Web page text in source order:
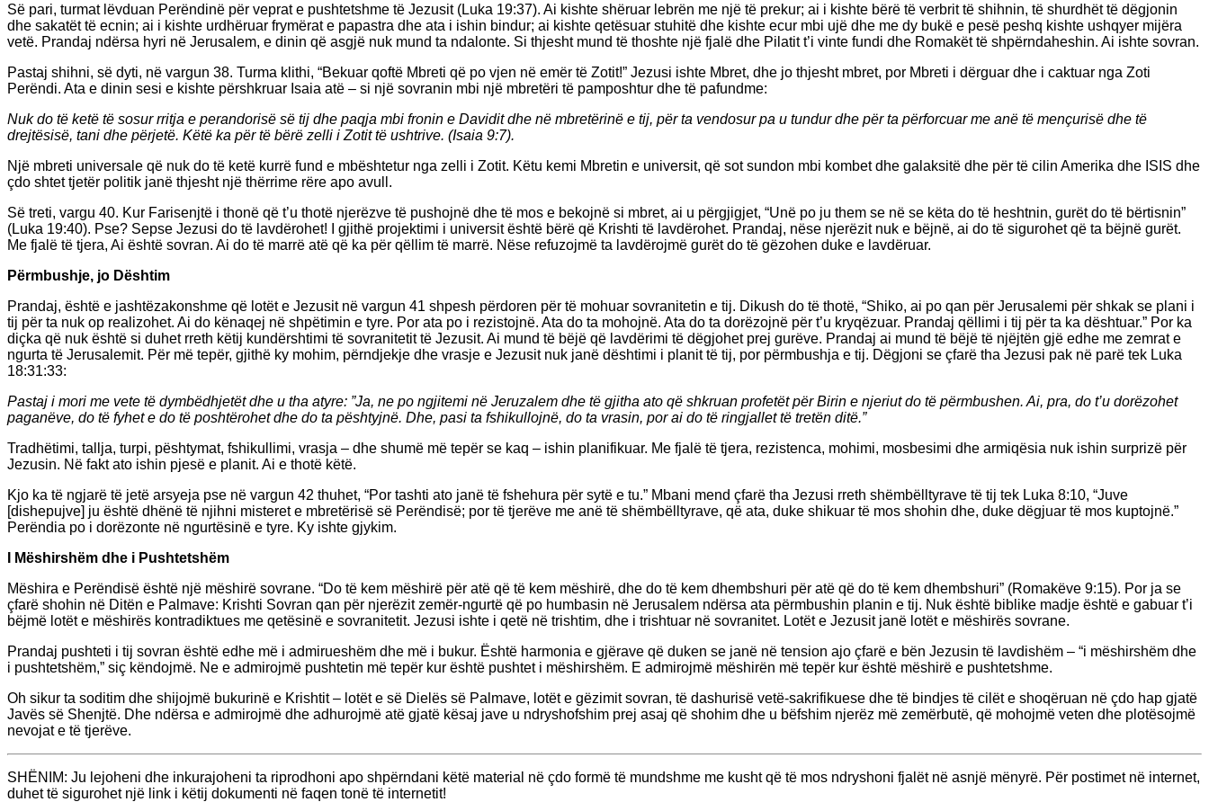
Së pari, turmat lëvduan Perëndinë për veprat e pushtetshme të Jezusit (Luka 19:37). Ai kishte shëruar lebrën me një të prekur; ai i kishte bërë të verbrit të shihnin, të shurdhët të dëgjonin
dhe sakatët të ecnin; ai i kishte urdhëruar frymërat e papastra dhe ata i ishin bindur; ai kishte qetësuar stuhitë dhe kishte ecur mbi ujë dhe me dy bukë e pesë peshq kishte ushqyer mijëra
vetë. Prandaj ndërsa hyri në Jerusalem, e dinin që asgjë nuk mund ta ndalonte. Si thjesht mund të thoshte një fjalë dhe Pilatit t’i vinte fundi dhe Romakët të shpërndaheshin. Ai ishte sovran.
Pastaj shihni, së dyti, në vargun 38. Turma klithi, “Bekuar qoftë Mbreti që po vjen në emër të Zotit!” Jezusi ishte Mbret, dhe jo thjesht mbret, por Mbreti i dërguar dhe i caktuar nga Zoti
Perëndi. Ata e dinin sesi e kishte përshkruar Isaia atë – si një sovranin mbi një mbretëri të pamposhtur dhe të pafundme:
Nuk do të ketë të sosur rritja e perandorisë së tij dhe paqja mbi fronin e Davidit dhe në mbretërinë e tij, për ta vendosur pa u tundur dhe për ta përforcuar me anë të mençurisë dhe të
drejtësisë, tani dhe përjetë. Këtë ka për të bërë zelli i Zotit të ushtrive. (Isaia 9:7).
Një mbreti universale që nuk do të ketë kurrë fund e mbështetur nga zelli i Zotit. Këtu kemi Mbretin e universit, që sot sundon mbi kombet dhe galaksitë dhe për të cilin Amerika dhe ISIS dhe
çdo shtet tjetër politik janë thjesht një thërrime rëre apo avull.
Së treti, vargu 40. Kur Farisenjtë i thonë që t’u thotë njerëzve të pushojnë dhe të mos e bekojnë si mbret, ai u përgjigjet, “Unë po ju them se në se këta do të heshtnin, gurët do të bërtisnin”
(Luka 19:40). Pse? Sepse Jezusi do të lavdërohet! I gjithë projektimi i universit është bërë që Krishti të lavdërohet. Prandaj, nëse njerëzit nuk e bëjnë, ai do të sigurohet që ta bëjnë gurët.
Me fjalë të tjera, Ai është sovran. Ai do të marrë atë që ka për qëllim të marrë. Nëse refuzojmë ta lavdërojmë gurët do të gëzohen duke e lavdëruar.
Përmbushje, jo Dështim
Prandaj, është e jashtëzakonshme që lotët e Jezusit në vargun 41 shpesh përdoren për të mohuar sovranitetin e tij. Dikush do të thotë, “Shiko, ai po qan për Jerusalemi për shkak se plani i
tij për ta nuk op realizohet. Ai do kënaqej në shpëtimin e tyre. Por ata po i rezistojnë. Ata do ta mohojnë. Ata do ta dorëzojnë për t’u kryqëzuar. Prandaj qëllimi i tij për ta ka dështuar.” Por ka
diçka që nuk është si duhet rreth këtij kundërshtimi të sovranitetit të Jezusit. Ai mund të bëjë që lavdërimi të dëgjohet prej gurëve. Prandaj ai mund të bëjë të njëjtën gjë edhe me zemrat e
ngurta të Jerusalemit. Për më tepër, gjithë ky mohim, përndjekje dhe vrasje e Jezusit nuk janë dështimi i planit të tij, por përmbushja e tij. Dëgjoni se çfarë tha Jezusi pak në parë tek Luka
18:31:33:
Pastaj i mori me vete të dymbëdhjetët dhe u tha atyre: ”Ja, ne po ngjitemi në Jeruzalem dhe të gjitha ato që shkruan profetët për Birin e njeriut do të përmbushen. Ai, pra, do t’u dorëzohet
paganëve, do të fyhet e do të poshtërohet dhe do ta pështyjnë. Dhe, pasi ta fshikullojnë, do ta vrasin, por ai do të ringjallet të tretën ditë.”
Tradhëtimi, tallja, turpi, pështymat, fshikullimi, vrasja – dhe shumë më tepër se kaq – ishin planifikuar. Me fjalë të tjera, rezistenca, mohimi, mosbesimi dhe armiqësia nuk ishin surprizë për
Jezusin. Në fakt ato ishin pjesë e planit. Ai e thotë këtë.
Kjo ka të ngjarë të jetë arsyeja pse në vargun 42 thuhet, “Por tashti ato janë të fshehura për sytë e tu.” Mbani mend çfarë tha Jezusi rreth shëmbëlltyrave të tij tek Luka 8:10, “Juve
[dishepujve] ju është dhënë të njihni misteret e mbretërisë së Perëndisë; por të tjerëve me anë të shëmbëlltyrave, që ata, duke shikuar të mos shohin dhe, duke dëgjuar të mos kuptojnë.”
Perëndia po i dorëzonte në ngurtësinë e tyre. Ky ishte gjykim.
I Mëshirshëm dhe i Pushtetshëm
Mëshira e Perëndisë është një mëshirë sovrane. “Do të kem mëshirë për atë që të kem mëshirë, dhe do të kem dhembshuri për atë që do të kem dhembshuri” (Romakëve 9:15). Por ja se
çfarë shohin në Ditën e Palmave: Krishti Sovran qan për njerëzit zemër-ngurtë që po humbasin në Jerusalem ndërsa ata përmbushin planin e tij. Nuk është biblike madje është e gabuar t’i
bëjmë lotët e mëshirës kontradiktues me qetësinë e sovranitetit. Jezusi ishte i qetë në trishtim, dhe i trishtuar në sovranitet. Lotët e Jezusit janë lotët e mëshirës sovrane.
Prandaj pushteti i tij sovran është edhe më i admirueshëm dhe më i bukur. Është harmonia e gjërave që duken se janë në tension ajo çfarë e bën Jezusin të lavdishëm – “i mëshirshëm dhe
i pushtetshëm,” siç këndojmë. Ne e admirojmë pushtetin më tepër kur është pushtet i mëshirshëm. E admirojmë mëshirën më tepër kur është mëshirë e pushtetshme.
Oh sikur ta soditim dhe shijojmë bukurinë e Krishtit – lotët e së Dielës së Palmave, lotët e gëzimit sovran, të dashurisë vetë-sakrifikuese dhe të bindjes të cilët e shoqëruan në çdo hap gjatë
Javës së Shenjtë. Dhe ndërsa e admirojmë dhe adhurojmë atë gjatë kësaj jave u ndryshofshim prej asaj që shohim dhe u bëfshim njerëz më zemërbutë, që mohojmë veten dhe plotësojmë
nevojat e të tjerëve.
SHËNIM: Ju lejoheni dhe inkurajoheni ta riprodhoni apo shpërndani këtë material në çdo formë të mundshme me kusht që të mos ndryshoni fjalët në asnjë mënyrë. Për postimet në internet,
duhet të sigurohet një link i këtij dokumenti në faqen tonë të internetit!